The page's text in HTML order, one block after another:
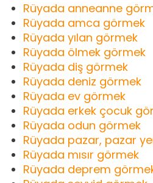
Rüyada anneanne
Rüyada amca görmek
Rüyada yılan görmek
Rüyada ölmek görmek
Rüyada diş görmek
Rüyada deniz görmek
Rüyada ev görmek
Rüyada erkek çocuk
Rüyada odun görmek
Rüyada pazar, pazar
Rüyada mısır görmek
Rüyada deprem